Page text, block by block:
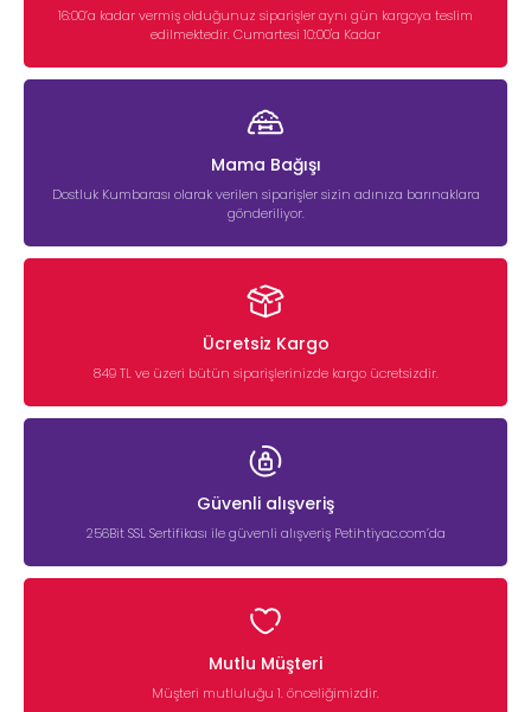
16:00’a kadar vermiş olduğunuz siparişler aynı gün kargoya teslim
edilmektedir. Cumartesi 10:00'a Kadar
Mama Bağışı
Dostluk Kumbarası olarak verilen siparişler sizin adınıza barınaklara
gönderiliyor.
Ücretsiz Kargo
849 TL ve üzeri bütün siparişlerinizde kargo ücretsizdir.
Güvenli alışveriş
256Bit SSL Sertifikası ile güvenli alışveriş Petihtiyac.com’da
Mutlu Müşteri
Müşteri mutluluğu 1. önceliğimizdir.